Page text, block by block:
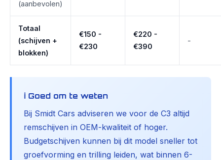
(aanbevolen)
Totaal
(schijven +
blokken)
€150 -
€230
€220 -
€390
-
ℹ️ Goed om te weten
Bij Smidt Cars adviseren we voor de C3 altijd
remschijven in OEM-kwaliteit of hoger.
Budgetschijven kunnen bij dit model sneller tot
groefvorming en trilling leiden, wat binnen 6-